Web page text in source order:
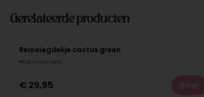
Gerelateerde producten
Reiswiegdekje cactus green
Op voorraad
€ 29,95